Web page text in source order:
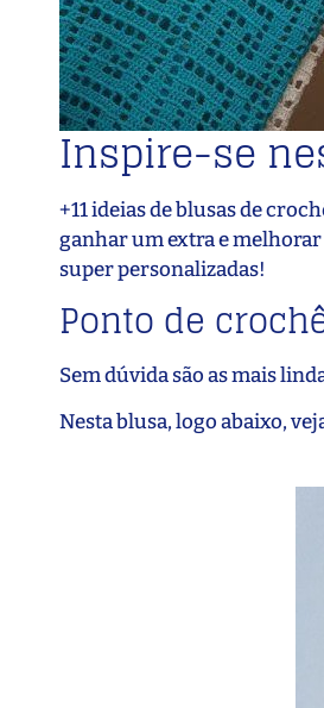
Inspire-se
+11 ideias de blusas de
ganhar um extra e
super personalizadas!
Ponto de
Sem dúvida são as mais
Nesta blusa, logo abaixo,